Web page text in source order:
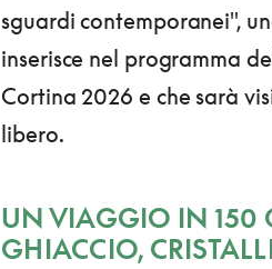
sguardi contemporanei",
inserisce nel programma
Cortina 2026 e che sarà
libero.
UN VIAGGIO IN 150
GHIACCIO,